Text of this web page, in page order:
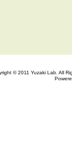
© 2011 Yuzaki Lab. All